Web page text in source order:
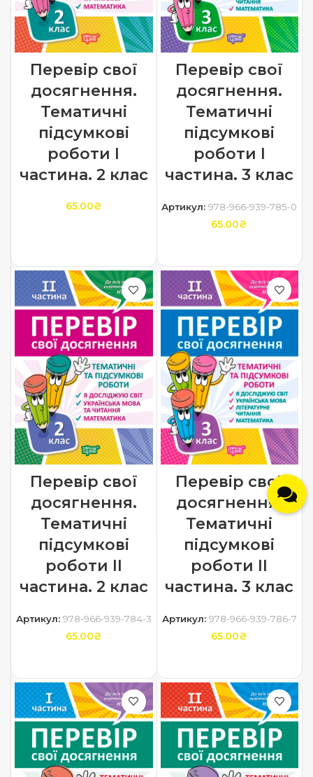
Перевір свої
досягнення.
Тематичні
підсумкові
роботи І
частина. 2 клас
65.00₴
Перевір свої
досягнення.
Тематичні
підсумкові
роботи І
частина. 3 клас
Артикул:978-966-939-785-0
65.00₴
Перевір свої
досягнення.
Тематичні
підсумкові
роботи ІI
частина. 2 клас
Артикул: 978-966-939-784-3
65.00₴
Перевір свої
досягнення.
Тематичні
підсумкові
роботи ІI
частина. 3 клас
Артикул: 978-966-939-786-7
65.00₴